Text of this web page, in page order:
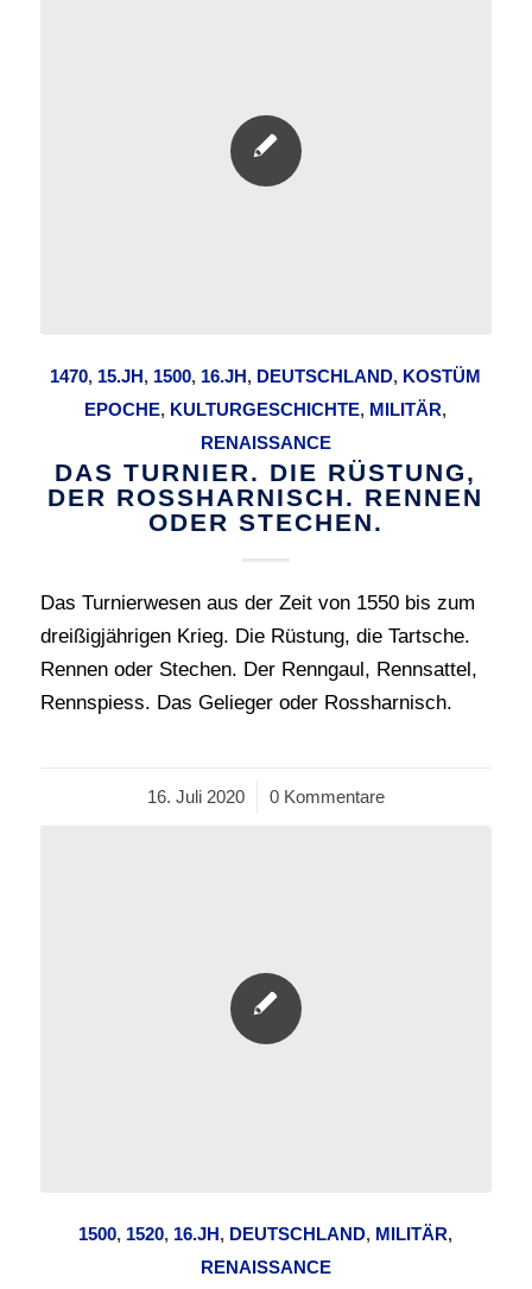
1470, 15.JH, 1500, 16.JH, DEUTSCHLAND, KOSTÜM
EPOCHE, KULTURGESCHICHTE, MILITÄR,
RENAISSANCE
DAS TURNIER. DIE RÜSTUNG,
DER ROSSHARNISCH. RENNEN
ODER STECHEN.
Das Turnierwesen aus der Zeit von 1550 bis zum
dreißigjährigen Krieg. Die Rüstung, die Tartsche.
Rennen oder Stechen. Der Renngaul, Rennsattel,
Rennspiess. Das Gelieger oder Rossharnisch.
16. Juli 2020
/ 0 Kommentare
1500, 1520, 16.JH, DEUTSCHLAND, MILITÄR,
RENAISSANCE